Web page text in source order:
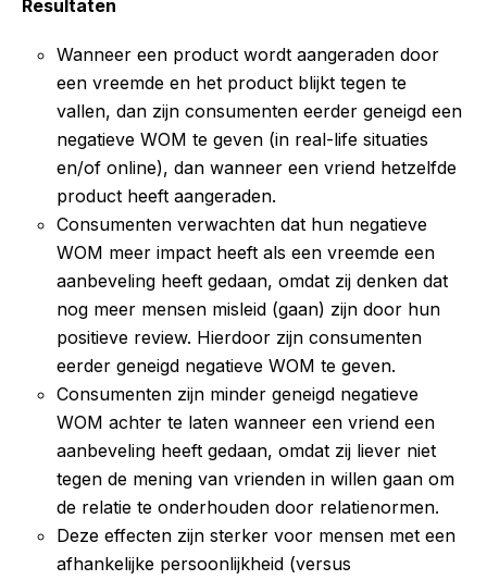
Resultaten
Wanneer een product wordt aangeraden door
een vreemde en het product blijkt tegen te
vallen, dan zijn consumenten eerder geneigd een
negatieve WOM te geven (in real-life situaties
en/of online), dan wanneer een vriend hetzelfde
product heeft aangeraden.
Consumenten verwachten dat hun negatieve
WOM meer impact heeft als een vreemde een
aanbeveling heeft gedaan, omdat zij denken dat
nog meer mensen misleid (gaan) zijn door hun
positieve review. Hierdoor zijn consumenten
eerder geneigd negatieve WOM te geven.
Consumenten zijn minder geneigd negatieve
WOM achter te laten wanneer een vriend een
aanbeveling heeft gedaan, omdat zij liever niet
tegen de mening van vrienden in willen gaan om
de relatie te onderhouden door relatienormen.
Deze effecten zijn sterker voor mensen met een
afhankelijke persoonlijkheid (versus